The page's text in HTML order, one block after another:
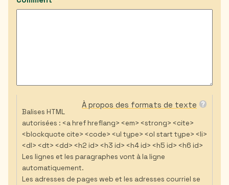
À propos des formats de texte
Balises HTML
autorisées : <a href hreflang> <em> <strong> <cite>
<blockquote cite> <code> <ul type> <ol start type> <li>
<dl> <dt> <dd> <h2 id> <h3 id> <h4 id> <h5 id> <h6 id>
Les lignes et les paragraphes vont à la ligne
automatiquement.
Les adresses de pages web et les adresses courriel se